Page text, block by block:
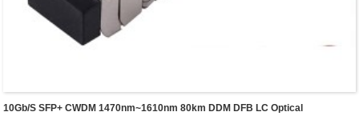
10Gb/s SFP+ CWDM 1470nm~1610nm 80km DDM DFB LC Optical